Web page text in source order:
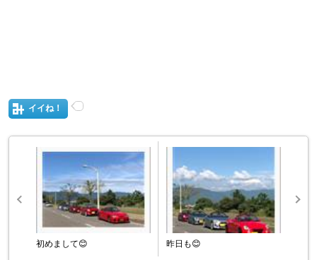
イイね！
初めまして😊 昨日も😊